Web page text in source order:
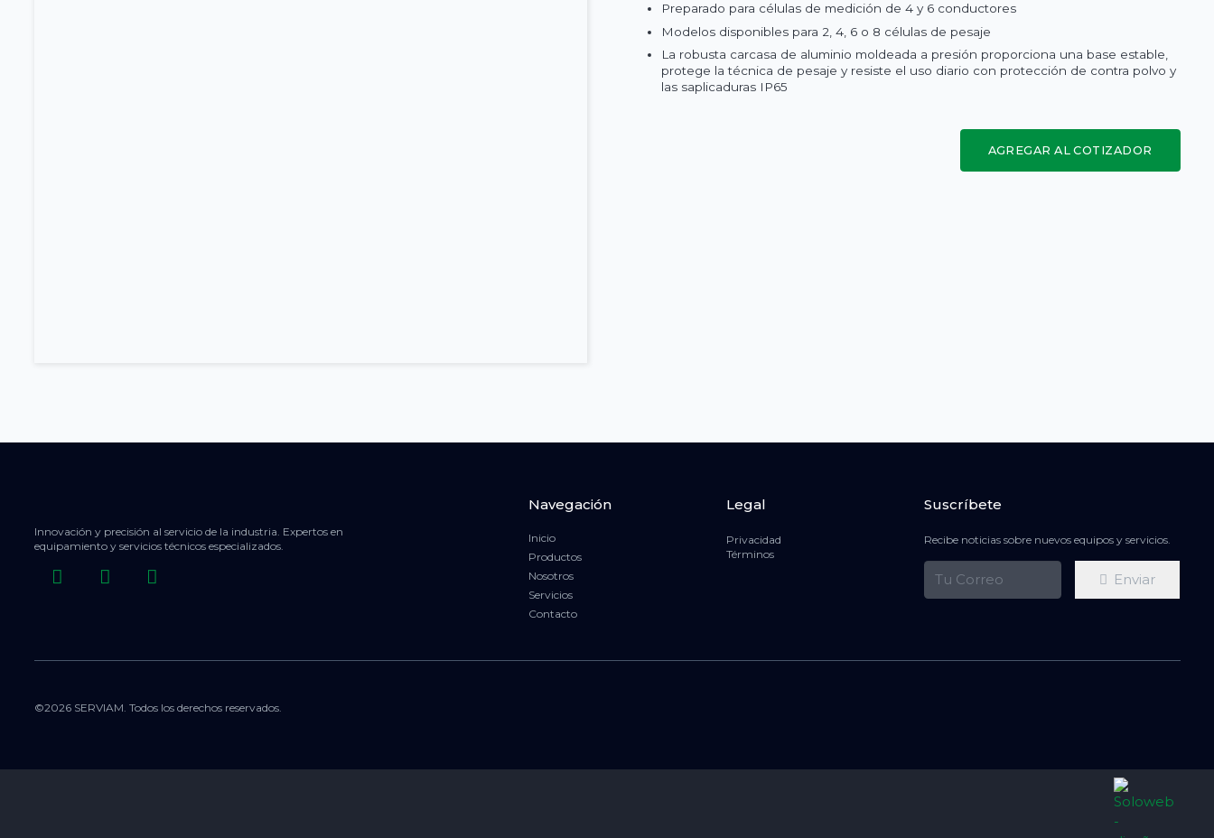
Preparado para células de medición de 4 y 6 conductores
Modelos disponibles para 2, 4, 6 o 8 células de pesaje
La robusta carcasa de aluminio moldeada a presión proporciona una base estable,
protege la técnica de pesaje y resiste el uso diario con protección de contra polvo y
las saplicaduras IP65
AGREGAR AL COTIZADOR
Innovación y precisión al servicio de la industria. Expertos en
equipamiento y servicios técnicos especializados.
Navegación
Inicio
Productos
Nosotros
Servicios
Contacto
Legal
Privacidad
Términos
Suscríbete
Recibe noticias sobre nuevos equipos y servicios.
Enviar
©2026 SERVIAM. Todos los derechos reservados.